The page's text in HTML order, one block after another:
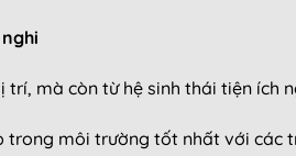
trí, mà còn từ hệ sinh thái tiện ích
môi trường tốt nhất với các